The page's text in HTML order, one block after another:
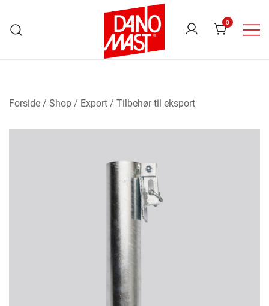
content
0
Forside / Shop / Export / Tilbehør til eksport